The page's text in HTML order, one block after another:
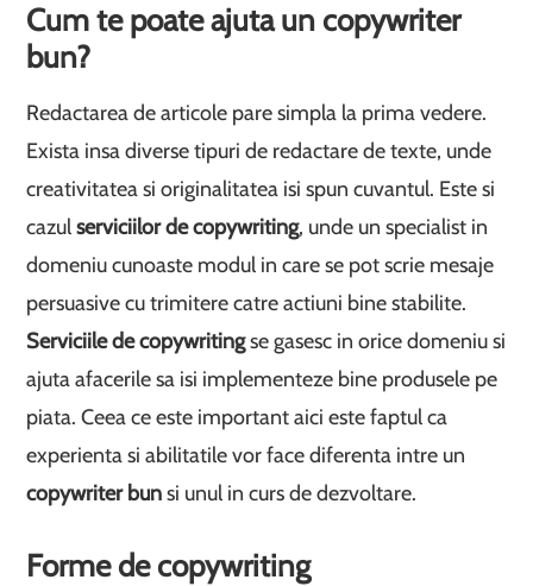
Cum te poate ajuta un copywriter
bun?
Redactarea de articole pare simpla la prima vedere.
Exista insa diverse tipuri de redactare de texte, unde
creativitatea si originalitatea isi spun cuvantul. Este si
cazulserviciilor de copywriting, unde un specialist in
domeniu cunoaste modul in care se pot scrie mesaje
persuasive cu trimitere catre actiuni bine stabilite.
Serviciile de copywritingse gasesc in orice domeniu si
ajuta afacerile sa isi implementeze bine produsele pe
piata. Ceea ce este important aici este faptul ca
experienta si abilitatile vor face diferenta intre un
copywriter bunsi unul in curs de dezvoltare.
Forme de copywriting